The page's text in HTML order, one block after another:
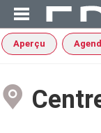
Aperçu